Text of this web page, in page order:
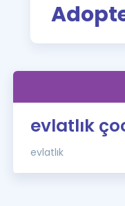
evlatlık
evlatlık